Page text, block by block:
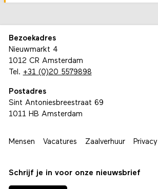
Bezoekadres
Nieuwmarkt 4
1012 CR Amsterdam
Tel. +31 (0)20 5579898
Postadres
Sint Antoniesbreestraat 69
1011 HB Amsterdam
Mensen Vacatures Zaalverhuur Privacy
Schrijf je in voor onze nieuwsbrief